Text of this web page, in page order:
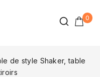
0
de style Shaker, table